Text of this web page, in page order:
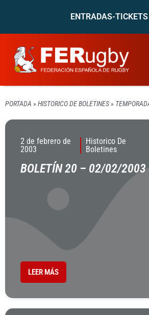
ENTRADAS-TICKETS
PORTADA » HISTORICO DE BOLETINES»
2 de febrero de
2003
Historico De
Boletines
BOLETÍN 20 – 02/02/2003
LEER MÁS